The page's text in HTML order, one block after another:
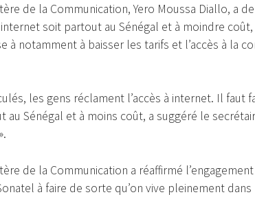
de la Communication, Yero Moussa Diallo, a
soit partout au Sénégal et à moindre
à notamment à baisser les tarifs et l’accès à la
les gens réclament l’accès à internet. Il faut
Sénégal et à moins coût, a suggéré le
de la Communication a réaffirmé
à faire de sorte qu’on vive pleinement dans